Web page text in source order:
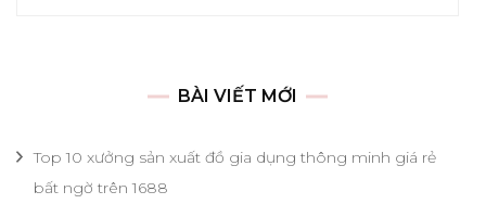
BÀI VIẾT MỚI
Top 10 xưởng sản xuất đồ gia dụng thông minh giá rẻ
bất ngờ trên 1688